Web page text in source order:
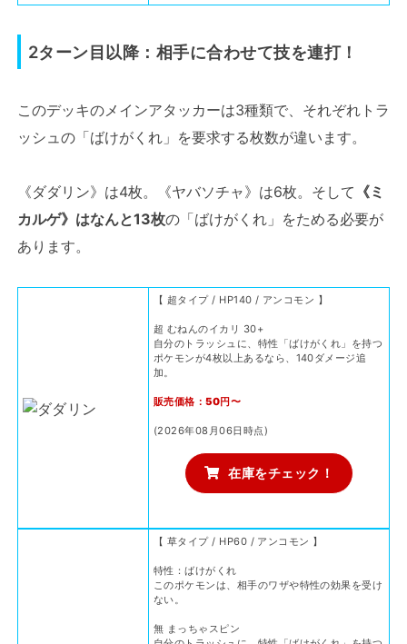
2ターン目以降：相手に合わせて技を連打！
このデッキのメインアタッカーは3種類で、それぞれトラ
ッシュの「ばけがくれ」を要求する枚数が違います。
《ダダリン》は4枚。《ヤバソチャ》は6枚。そして 《ミ
カルゲ》はなんと13枚の「ばけがくれ」をためる必要が
あります。
【 超タイプ / HP140 / アンコモン 】
超 むねんのイカリ 30+
自分のトラッシュに、特性「ばけがくれ」を持つ
ポケモンが4枚以上あるなら、140ダメージ追
加。
販売価格：50円〜
(2026年08月06日時点)
在庫をチェック！
【 草タイプ / HP60 / アンコモン 】
特性：ばけがくれ
このポケモンは、相手のワザや特性の効果を受け
ない。
無 まっちゃスピン